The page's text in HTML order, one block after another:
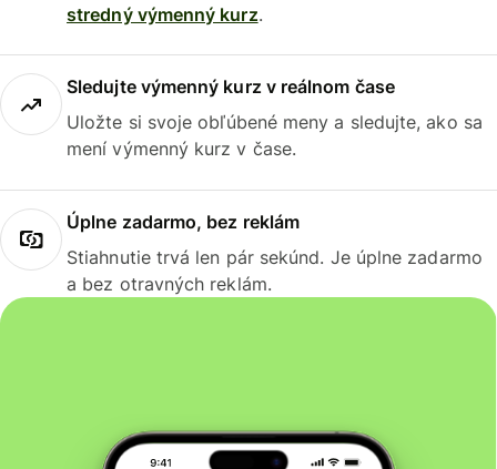
stredný výmenný kurz.
Sledujte výmenný kurz v reálnom čase
Uložte si svoje obľúbené meny a sledujte, ako sa
mení výmenný kurz v čase.
Úplne zadarmo, bez reklám
Stiahnutie trvá len pár sekúnd. Je úplne zadarmo
a bez otravných reklám.